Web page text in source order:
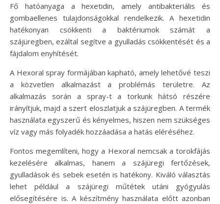
Fő hatóanyaga a hexetidin, amely antibakteriális és
gombaellenes tulajdonságokkal rendelkezik. A hexetidin
hatékonyan csökkenti a baktériumok számát a
szájüregben, ezáltal segítve a gyulladás csökkentését és a
fájdalom enyhítését.
A Hexoral spray formájában kapható, amely lehetővé teszi
a közvetlen alkalmazást a problémás területre. Az
alkalmazás során a spray-t a torkunk hátsó részére
irányítjuk, majd a szert eloszlatjuk a szájüregben. A termék
használata egyszerű és kényelmes, hiszen nem szükséges
víz vagy más folyadék hozzáadása a hatás eléréséhez.
Fontos megemlíteni, hogy a Hexoral nemcsak a torokfájás
kezelésére alkalmas, hanem a szájüregi fertőzések,
gyulladások és sebek esetén is hatékony. Kiváló választás
lehet például a szájüregi műtétek utáni gyógyulás
elősegítésére is. A készítmény használata előtt azonban